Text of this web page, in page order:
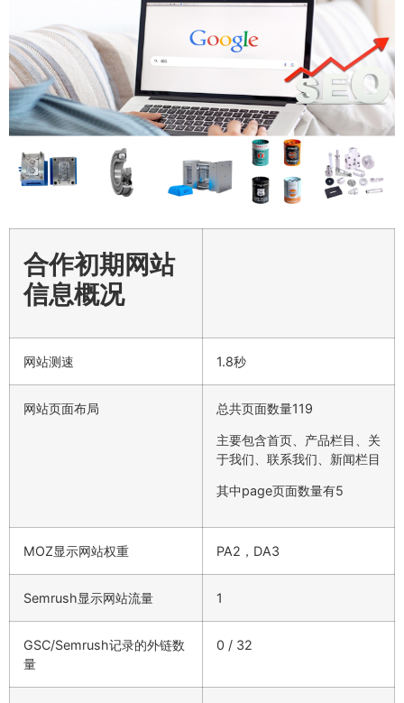
合作初期网站
信息概况
网站测速 1.8秒
网站页面布局 总共页面数量119
主要包含首页、产品栏目、关
于我们、联系我们、新闻栏目
其中page页面数量有5
MOZ显示网站权重 PA2，DA3
Semrush显示网站流量 1
GSC/Semrush记录的外链数
量
0 / 32